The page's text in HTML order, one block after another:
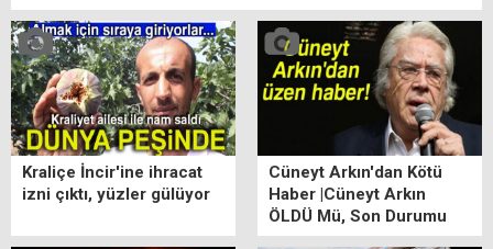
Kraliçe İncir'ine ihracat
izni çıktı, yüzler gülüyor
Cüneyt Arkın'dan Kötü
Haber |Cüneyt Arkın
ÖLDÜ Mü, Son Durumu
ne? Cüneyt Arkın Kimdir?